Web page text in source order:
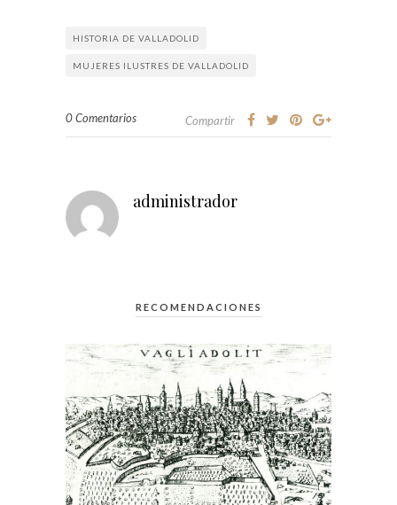
HISTORIA DE VALLADOLID
MUJERES ILUSTRES DE VALLADOLID
0 Comentarios Compartir
administrador
RECOMENDACIONES